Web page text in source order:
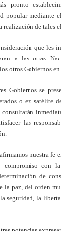
pronto
popular mediante
realización de tales
que les
a las otras
otros Gobiernos en
Gobiernos se
o ex satélite
consultarán
las
nuestra fe
compromiso con
de
la paz, del orden
seguridad, la